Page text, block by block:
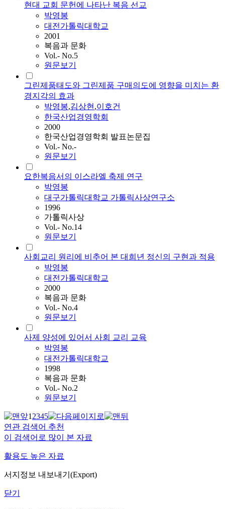
현대 교회 문헌에 나타난 복음 선교
박영봉
대전가톨릭대학교
2001
복음과 문화
Vol.- No.5
원문보기
그린제품태도와 그린제품 구매의도에 영향을 미치는 환
경지각의 효과
박영봉,김상현,이호건
한국산업경영학회
2000
한국산업경영학회 발표논문집
Vol.- No.-
원문보기
요한복음서의 이스라엘 축제 연구
박영봉
대구가톨릭대학교 가톨릭사상연구소
1996
가톨릭사상
Vol.- No.14
원문보기
사회교리 원리에 비추어 본 대희년 정신의 구현과 적용
박영봉
대전가톨릭대학교
2000
복음과 문화
Vol.- No.4
원문보기
사제 양성에 있어서 사회 교리 교육
박영봉
대전가톨릭대학교
1998
복음과 문화
Vol.- No.2
원문보기
12345
연관 검색어 추천
이 검색어로 많이 본 자료
활용도 높은 자료
서지정보 내보내기(Export)
닫기